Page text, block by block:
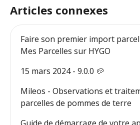
Articles connexes
Faire son premier import
Mes Parcelles sur HYGO
15 mars 2024 - 9.0.0 🥔
Mileos - Observations et
parcelles de pommes de terre